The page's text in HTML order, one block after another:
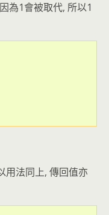
為1會被取代, 所以1
用法同上, 傳回值亦